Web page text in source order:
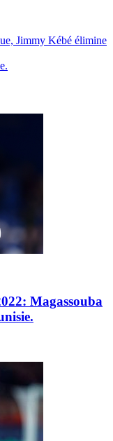
Jimmy Kébé élimine
Magassouba